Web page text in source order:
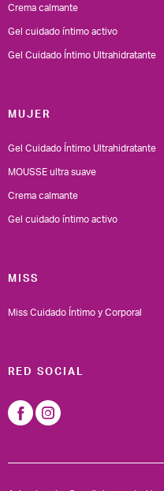
Crema calmante
Gel cuidado íntimo activo
Gel Cuidado Íntimo Ultrahidratante
MUJER
Gel Cuidado Íntimo Ultrahidratante
MOUSSE ultra suave
Crema calmante
Gel cuidado íntimo activo
MISS
Miss Cuidado Íntimo y Corporal
RED SOCIAL